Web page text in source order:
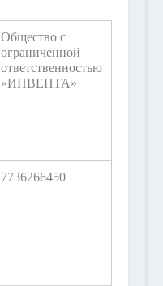
Общество с
ограниченной
ответственностью
«ИНВЕНТА»
7736266450